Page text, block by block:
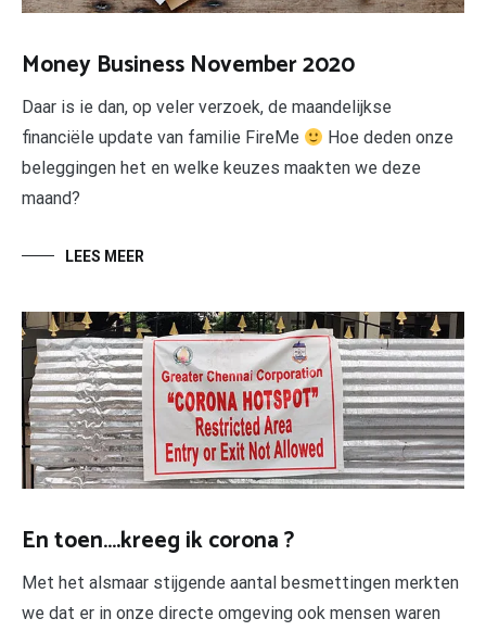
Money Business November 2020
Daar is ie dan, op veler verzoek, de maandelijkse
financiële update van familie FireMe
Hoe deden onze
beleggingen het en welke keuzes maakten we deze
maand?
LEES MEER
En toen….kreeg ik corona ?
Met het alsmaar stijgende aantal besmettingen merkten
we dat er in onze directe omgeving ook mensen waren